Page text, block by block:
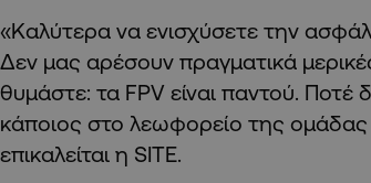
«Καλύτερα να ενισχύσετε την
Δεν μας αρέσουν πραγματικά
θυμάστε: τα FPV είναι παντού. Ποτέ
κάποιος στο λεωφορείο της
επικαλείται η SITE.